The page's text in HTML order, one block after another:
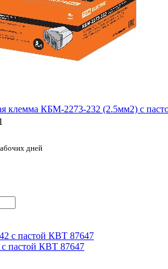
клемма КБМ-2273-232 (2.5мм2) с
дней
пастой КВТ 87647